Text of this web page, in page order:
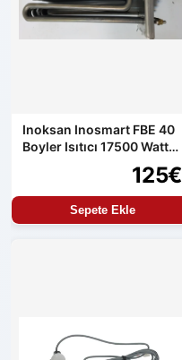
Inoksan Inosmart FBE 40
Boyler Isıtıcı 17500 Watt
Orijinal Yedek Parça125€
Sepete Ekle